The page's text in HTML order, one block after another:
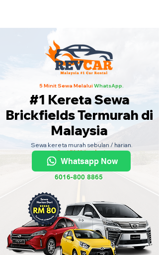
5 Minit Sewa MelaluiWhatsApp.
#1 Kereta Sewa
Brickfields Termurah di
Malaysia
Sewa kereta murah sebulan / harian.
Dari RM80 sehari.
Whatsapp Now
6016-800 8865